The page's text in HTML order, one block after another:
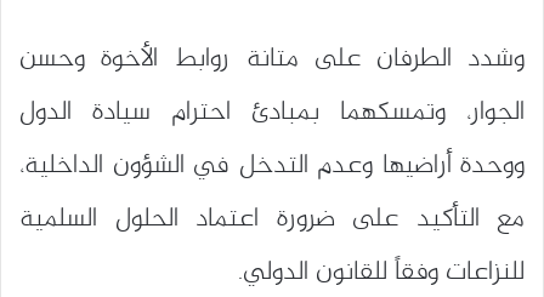
وشدد الطرفان على متانة روابط الأخوة وحسن
الجوار، وتمسكهما بمبادئ احترام سيادة الدول
ووحدة أراضيها وعدم التدخل في الشؤون الداخلية،
مع التأكيد على ضرورة اعتماد الحلول السلمية
للنزاعات وفقاً للقانون الدولي.